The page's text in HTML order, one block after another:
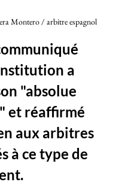
Montero / arbitre espagnol
a
"absolue
et réaffirmé
aux arbitres
à ce type de